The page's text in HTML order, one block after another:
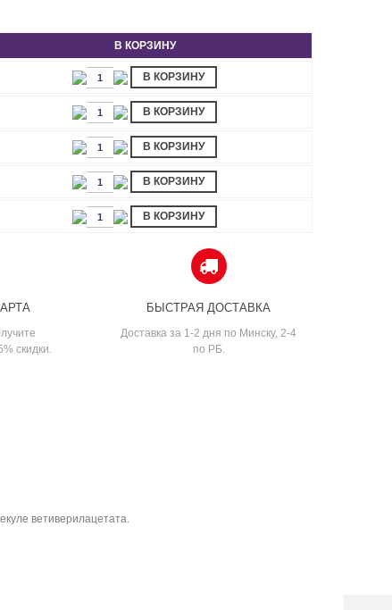
В КОРЗИНУ
В КОРЗИНУ
В КОРЗИНУ
В КОРЗИНУ
В КОРЗИНУ
В КОРЗИНУ
скидки.
БЫСТРАЯ ДОСТАВКА
Доставка за 1-2 дня по Минску, 2-4
по РБ.
ветиверилацетата.